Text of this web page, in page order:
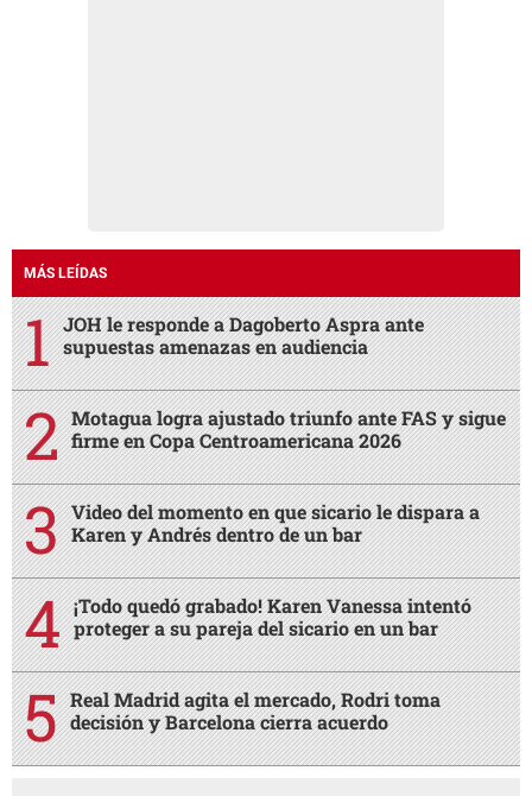
MÁS LEÍDAS
JOH le responde a Dagoberto Aspra ante
supuestas amenazas en audiencia
Motagua logra ajustado triunfo ante FAS y sigue
firme en Copa Centroamericana 2026
Video del momento en que sicario le dispara a
Karen y Andrés dentro de un bar
¡Todo quedó grabado! Karen Vanessa intentó
proteger a su pareja del sicario en un bar
Real Madrid agita el mercado, Rodri toma
decisión y Barcelona cierra acuerdo